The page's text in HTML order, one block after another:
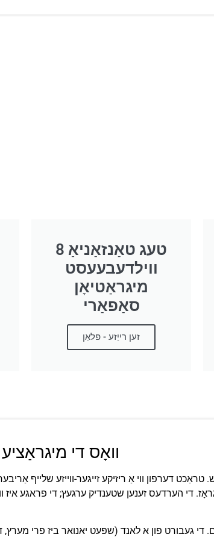
8 טעג טאַנזאַניאַ
ווילדעבעעסט
מיגראַטיאָן
סאַפאַרי
זען רייַזע - פּלאַן
וואָס די
טראַכט דערפון ווי אַ ריזיקע זייגער-ווייזע שלייף
די הערדעס זענען שטענדיק ערגעץ; די פראגע איז
געבורט פון א לאנד (שפּעט יאנואר ביז פרי